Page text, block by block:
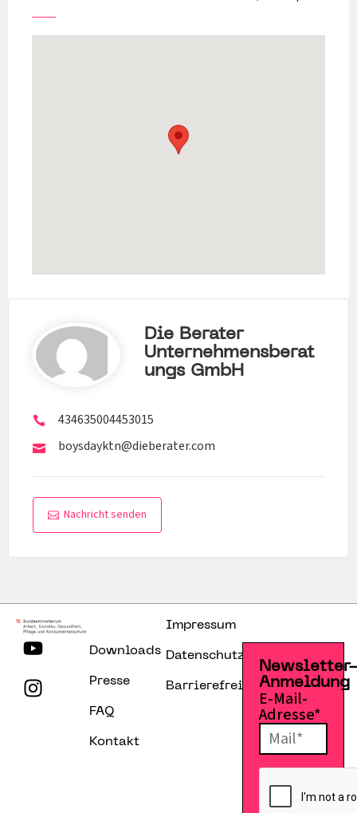
Die Berater
Unternehmensberat
Ungs GmbH
434635004453015
boysdayktn@dieberater.com
Nachricht senden
Downloads
Presse
FAQ
Kontakt
Impressum
Datenschutzerklärung
Barrierefreiheitserklärung
Anmeldung
E-Mail-
Adresse*